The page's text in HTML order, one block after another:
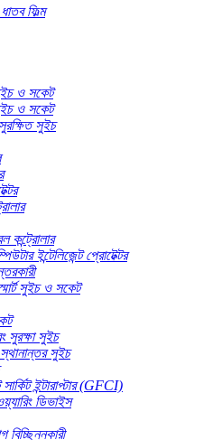
ফিল্ম
ও সকেট
ও সকেট
সুইচ
কন্ট্রোলার
ইন্টেলিজেন্ট প্রোটেক্টর
সুইচ ও সকেট
সুরক্ষা সুইচ
সুইচ
সার্কিট ইন্টারাপ্টার (GFCI)
ডিভাইস